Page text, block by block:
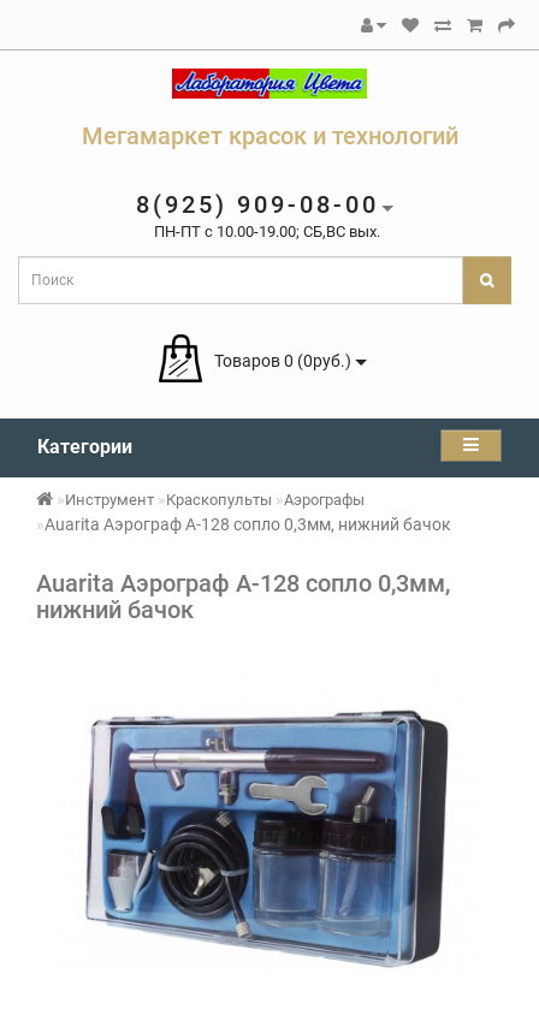
Мегамаркет красок и технологий
8(925) 909-08-00
ПН-ПТ c 10.00-19.00; СБ,ВС вых.
Товаров 0 (0руб.)
Категории
Инструмент Краскопульты Аэрографы
Auarita Аэрограф A-128 сопло 0,3мм, нижний бачок
Auarita Аэрограф A-128 сопло 0,3мм,
нижний бачок